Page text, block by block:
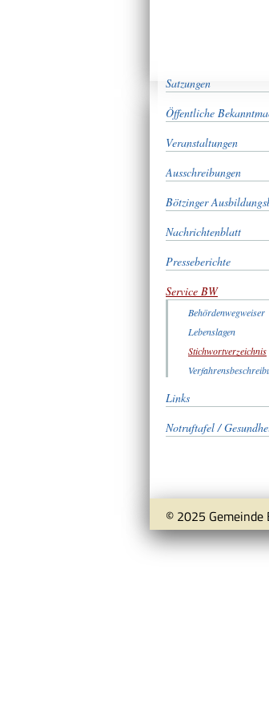
Satzungen
Öffentliche
Veranstaltungen
Ausschreibungen
Bötzinger
Nachrichtenblatt
Presseberichte
Service BW
Behördenwegweiser
Lebenslagen
Stichwortverzeichnis
Links
Notruftafel /
© 2025 Gemeinde